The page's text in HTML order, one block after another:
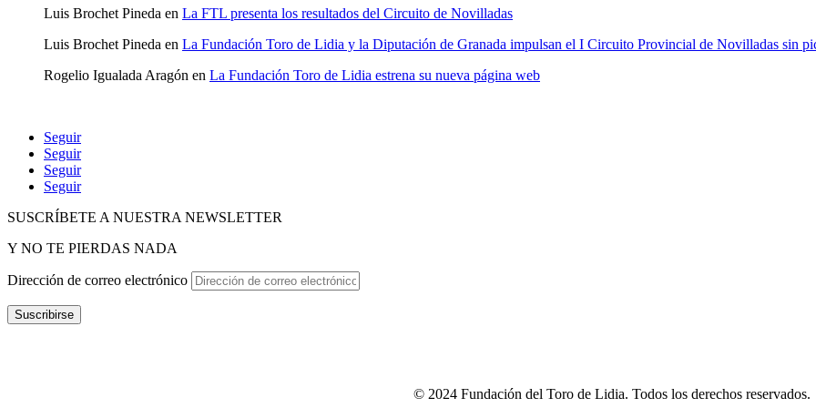
Luis Brochet Pineda en La FTL presenta los resultados del Circuito de Novilladas
Luis Brochet Pineda en La Fundación Toro de Lidia y la Diputación de Granada impulsan el I Circuito Provincial de Novilladas sin
Rogelio Igualada Aragón en La Fundación Toro de Lidia estrena su nueva página web
Seguir
Seguir
Seguir
Seguir
SUSCRÍBETE A NUESTRA NEWSLETTER
Y NO TE PIERDAS NADA
Dirección de correo electrónico
Suscribirse
© 2024 Fundación del Toro de Lidia. Todos los derechos reservados.